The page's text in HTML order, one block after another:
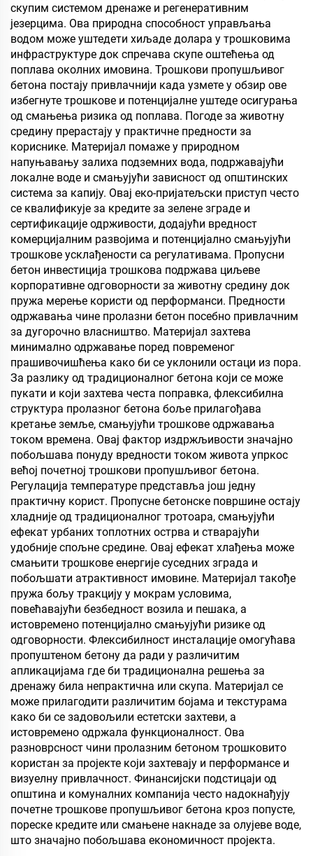
скупим системом дренаже и регенеративним
језерцима. Ова природна способност управљања
водом може уштедети хиљаде долара у трошковима
инфраструктуре док спречава скупе оштећења од
поплава околних имовина. Трошкови пропушљивог
бетона постају привлачнији када узмете у обзир ове
избегнуте трошкове и потенцијалне уштеде осигурања
од смањења ризика од поплава. Погоде за животну
средину прерастају у практичне предности за
кориснике. Материјал помаже у природном
напуњавању залиха подземних вода, подржавајући
локалне воде и смањујући зависност од општинских
система за капију. Овај еко-пријатељски приступ често
се квалификује за кредите за зелене зграде и
сертификације одрживости, додајући вредност
комерцијалним развојима и потенцијално смањујући
трошкове усклађености са регулативама. Пропусни
бетон инвестиција трошкова подржава циљеве
корпоративне одговорности за животну средину док
пружа мерење користи од перформанси. Предности
одржавања чине пролазни бетон посебно привлачним
за дугорочно власништво. Материјал захтева
минимално одржавање поред повременог
прашивочишћења како би се уклонили остаци из пора.
За разлику од традиционалног бетона који се може
пукати и који захтева честа поправка, флексибилна
структура пролазног бетона боље прилагођава
кретање земље, смањујући трошкове одржавања
током времена. Овај фактор издржљивости значајно
побољшава понуду вредности током живота упркос
већој почетној трошкови пропушљивог бетона.
Регулација температуре представља још једну
практичну корист. Пропусне бетонске површине остају
хладније од традиционалног тротоара, смањујући
ефекат урбаних топлотних острва и стварајући
удобније спољне средине. Овај ефекат хлађења може
смањити трошкове енергије суседних зграда и
побољшати атрактивност имовине. Материјал такође
пружа бољу тракцију у мокрам условима,
повећавајући безбедност возила и пешака, а
истовремено потенцијално смањујући ризике од
одговорности. Флексибилност инсталације омогућава
пропуштеном бетону да ради у различитим
апликацијама где би традиционална решења за
дренажу била непрактична или скупа. Материјал се
може прилагодити различитим бојама и текстурама
како би се задовољили естетски захтеви, а
истовремено одржала функционалност. Ова
разноврсност чини пролазним бетоном трошковито
користан за пројекте који захтевају и перформансе и
визуелну привлачност. Финансијски подстицаји од
општина и комуналних компанија често надокнађују
почетне трошкове пропушљивог бетона кроз попусте,
пореске кредите или смањене накнаде за олујеве воде,
што значајно побољшава економичност пројекта.